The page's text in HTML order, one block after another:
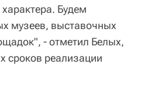
характера. Будем
музеев, выставочных
- отметил Белых,
сроков реализации